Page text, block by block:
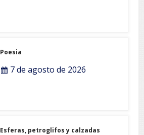
Poesia
7 de agosto de 2026
Esferas, petroglifos y calzadas